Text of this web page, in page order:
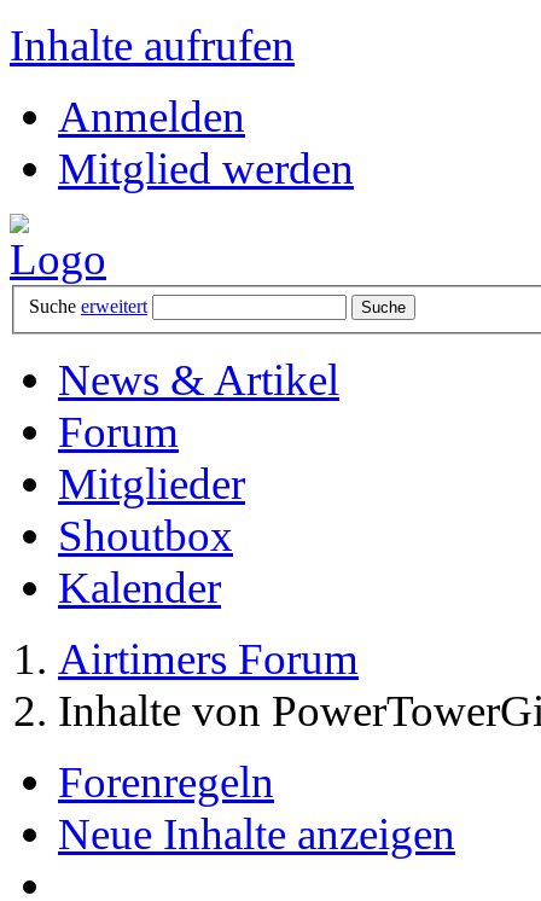
Inhalte aufrufen
Anmelden
Mitglied werden
Suche erweitert
News & Artikel
Forum
Mitglieder
Shoutbox
Kalender
Airtimers Forum
Inhalte von
Forenregeln
Neue Inhalte anzeigen